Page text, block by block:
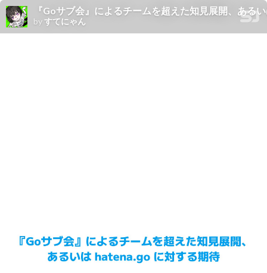
『Goサブ会』によるチームを超えた知見展開、ある
byすてにゃん